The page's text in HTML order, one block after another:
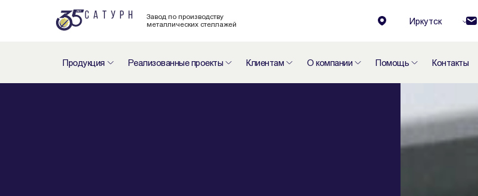
Завод по производству
металлических стеллажей
Иркутск
Продукция Реализованные проекты Клиентам О компании Помощь Контакты